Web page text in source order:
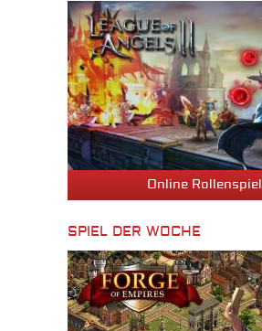
Online Rollenspiel
SPIEL DER WOCHE